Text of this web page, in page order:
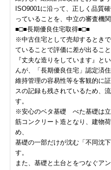
ISO9001に沿って、正しく品質
っていることを、中立の審査機
■□■長期優良住宅取得■□■
※中古住宅として売却するとき
ていることで評価に差が出ること
『丈夫な造りをしています』と
んが、「長期優良住宅」認定済
維持管理の容易性等を客観的に
スの記録も残されているため、
す。
※安心のベタ基礎 べた基礎は
筋コンクリート造となり、建物
め、
基礎の一部だけが沈む「不同沈
す。
また、基礎と土台とをつなぐア